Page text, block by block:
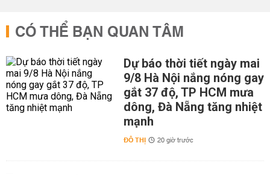
CÓ THỂ BẠN QUAN TÂM
Dự báo thời tiết ngày mai
9/8 Hà Nội nắng nóng gay
gắt 37 độ, TP HCM mưa
dông, Đà Nẵng tăng nhiệt
mạnh
ĐÔ THỊ 20 giờ trước